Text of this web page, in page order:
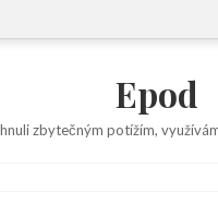
Epod
zbytečným potížím,